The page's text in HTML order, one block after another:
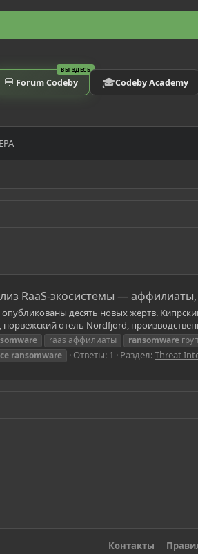
ВЫ ЗДЕСЬ
💬 Forum Codeby 🎓Codeby Academy
RaaS-экосистемы —
десять новых жертв.
отель Nordfjord,
raas аффилиаты ransomware
ransomware Ответы: 1 Раздел:Threat
Контакты